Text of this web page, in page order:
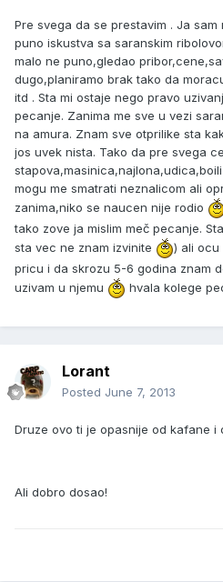
Pre svega da se prestavim . Ja
puno iskustva sa saranskim
malo ne puno,gledao
dugo,planiramo brak tako da
itd . Sta mi ostaje nego pravo
pecanje. Zanima me sve u vezi
na amura. Znam sve otprilike sta
jos uvek nista. Tako da pre svega
mogu me smatrati neznalicom ali
zanima,niko se naucen nije rodio
tako zove ja mislim meč pecanje.
sta vec ne znam izvinite
) ali ocu
pricu i da skrozu 5-6 godina znam
uzivam u njemu
hvala kolege
Lorant
Posted June 7, 2013
Druze ovo ti je opasnije od kafane i
Ali dobro dosao!